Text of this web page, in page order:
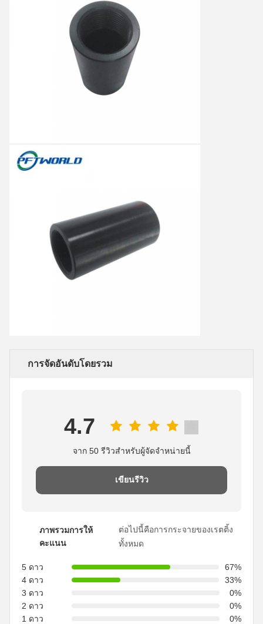
การจัดอันดับโดยรวม
4.7
จาก 50 รีวิวสําหรับผู้จัดจําหน่ายนี้
เขียนรีวิว
ภาพรวมการให้
คะแนน
ต่อไปนี้คือการกระจายของเรตติ้ง
ทั้งหมด
5 ดาว
67%
4 ดาว
33%
3 ดาว
0%
2 ดาว
0%
1 ดาว
0%